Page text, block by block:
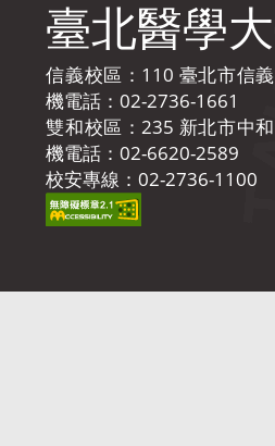
臺北醫學
信義校區：110 臺北市信
機電話：02-2736-1661
雙和校區：235 新北市中
機電話：02-6620-2589
校安專線：02-2736-1100